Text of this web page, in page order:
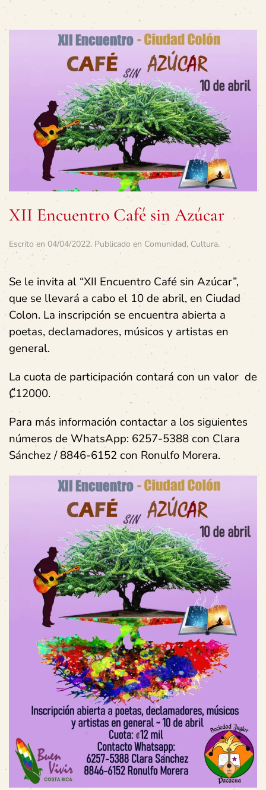
XII Encuentro Café sin Azúcar
Escrito en 04/04/2022. Publicado en Comunidad, Cultura.
Se le invita al “XII Encuentro Café sin Azúcar”,
que se llevará a cabo el 10 de abril, en Ciudad
Colon. La inscripción se encuentra abierta a
poetas, declamadores, músicos y artistas en
general.
La cuota de participación contará con un valor de
₡12000.
Para más información contactar a los siguientes
números de WhatsApp: 6257-5388 con Clara
Sánchez / 8846-6152 con Ronulfo Morera.